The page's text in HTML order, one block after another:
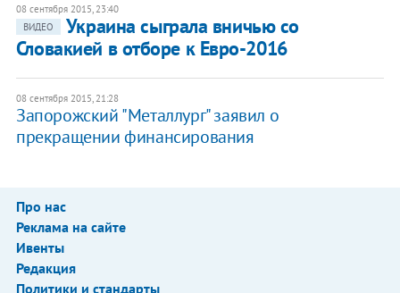
08 сентября 2015, 23:40
ВИДЕО
Украина сыграла вничью со
Словакией в отборе к Евро-2016
08 сентября 2015, 21:28
Запорожский "Металлург" заявил о
прекращении финансирования
Про нас
Реклама на сайте
Ивенты
Редакция
Политики и стандарты